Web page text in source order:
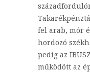
fel arab, mór
hordozó
pedig az
működött az